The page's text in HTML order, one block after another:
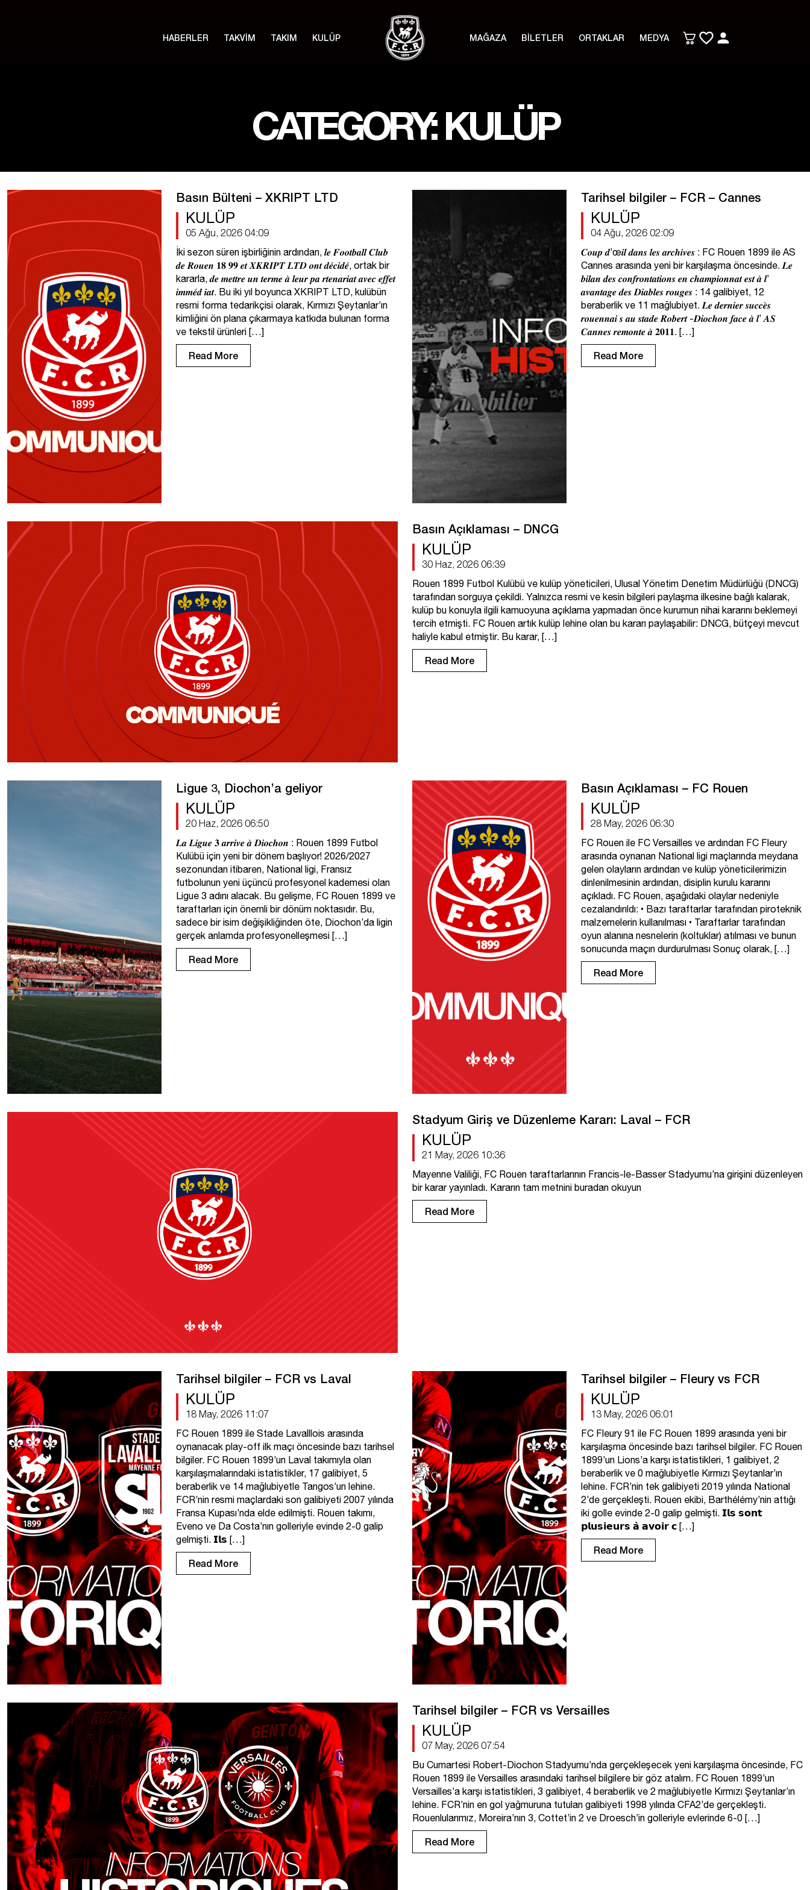
HABERLER TAKVİM TAKIM KULÜP MAĞAZA BİLETLER ORTAKLAR MEDYA
CATEGORY: KULÜP
Basın Bülteni – XKRIPT LTD
KULÜP
05 Ağu, 2026 04:09
İki sezon süren işbirliğinin ardından, 𝒍𝒆 𝑭𝒐𝒐𝒕𝒃𝒂𝒍𝒍 𝑪𝒍𝒖𝒃
𝒅𝒆 𝑹𝒐𝒖𝒆𝒏 𝟏𝟖 𝟗𝟗 𝒆𝒕 𝑿𝑲𝑹𝑰𝑷𝑻 𝑳𝑻𝑫 𝒐𝒏𝒕 𝒅𝒆́𝒄𝒊𝒅𝒆́, ortak bir
kararla, 𝒅𝒆 𝒎𝒆𝒕𝒕𝒓𝒆 𝒖𝒏 𝒕𝒆𝒓𝒎𝒆 𝒂̀ 𝒍𝒆𝒖𝒓 𝒑𝒂 𝒓𝒕𝒆𝒏𝒂𝒓𝒊𝒂𝒕 𝒂𝒗𝒆𝒄 𝒆𝒇𝒇𝒆𝒕
𝒊𝒎𝒎𝒆́𝒅 𝒊𝒂𝒕. Bu iki yıl boyunca XKRIPT LTD, kulübün
resmi forma tedarikçisi olarak, Kırmızı Şeytanlar’ın
kimliğini ön plana çıkarmaya katkıda bulunan forma
ve tekstil ürünleri […]
Read More
Tarihsel bilgiler – FCR – Cannes
KULÜP
04 Ağu, 2026 02:09
𝑪𝒐𝒖𝒑 𝒅’œ𝒊𝒍 𝒅𝒂𝒏𝒔 𝒍𝒆𝒔 𝒂𝒓𝒄𝒉𝒊𝒗𝒆𝒔 : FC Rouen 1899 ile AS
Cannes arasında yeni bir karşılaşma öncesinde. 𝑳𝒆
𝒃𝒊𝒍𝒂𝒏 𝒅𝒆𝒔 𝒄𝒐𝒏𝒇𝒓𝒐𝒏𝒕𝒂𝒕𝒊𝒐𝒏𝒔 𝒆𝒏 𝒄𝒉𝒂𝒎𝒑𝒊𝒐𝒏𝒏𝒂𝒕 𝒆𝒔𝒕 𝒂̀ 𝒍’
𝒂𝒗𝒂𝒏𝒕𝒂𝒈𝒆 𝒅𝒆𝒔 𝑫𝒊𝒂𝒃𝒍𝒆𝒔 𝒓𝒐𝒖𝒈𝒆𝒔 : 14 galibiyet, 12
beraberlik ve 11 mağlubiyet. 𝑳𝒆 𝒅𝒆𝒓𝒏𝒊𝒆𝒓 𝒔𝒖𝒄𝒄𝒆̀𝒔
𝒓𝒐𝒖𝒆𝒏𝒏𝒂𝒊 𝒔 𝒂𝒖 𝒔𝒕𝒂𝒅𝒆 𝑹𝒐𝒃𝒆𝒓𝒕 -𝑫𝒊𝒐𝒄𝒉𝒐𝒏 𝒇𝒂𝒄𝒆 𝒂̀ 𝒍’ 𝑨𝑺
𝑪𝒂𝒏𝒏𝒆𝒔 𝒓𝒆𝒎𝒐𝒏𝒕𝒆 𝒂̀ 𝟐𝟎𝟏𝟏. […]
Read More
Basın Açıklaması – DNCG
KULÜP
30 Haz, 2026 06:39
Rouen 1899 Futbol Kulübü ve kulüp yöneticileri, Ulusal Yönetim Denetim Müdürlüğü (DNCG)
tarafından sorguya çekildi. Yalnızca resmi ve kesin bilgileri paylaşma ilkesine bağlı kalarak,
kulüp bu konuyla ilgili kamuoyuna açıklama yapmadan önce kurumun nihai kararını beklemeyi
tercih etmişti. FC Rouen artık kulüp lehine olan bu kararı paylaşabilir: DNCG, bütçeyi mevcut
haliyle kabul etmiştir. Bu karar, […]
Read More
Ligue 3, Diochon’a geliyor
KULÜP
20 Haz, 2026 06:50
𝑳𝒂 𝑳𝒊𝒈𝒖𝒆 𝟑 𝒂𝒓𝒓𝒊𝒗𝒆 𝒂̀ 𝑫𝒊𝒐𝒄𝒉𝒐𝒏 : Rouen 1899 Futbol
Kulübü için yeni bir dönem başlıyor! 2026/2027
sezonundan itibaren, National ligi, Fransız
futbolunun yeni üçüncü profesyonel kademesi olan
Ligue 3 adını alacak. Bu gelişme, FC Rouen 1899 ve
taraftarları için önemli bir dönüm noktasıdır. Bu,
sadece bir isim değişikliğinden öte, Diochon’da ligin
gerçek anlamda profesyonelleşmesi […]
Read More
Basın Açıklaması – FC Rouen
KULÜP
28 May, 2026 06:30
FC Rouen ile FC Versailles ve ardından FC Fleury
arasında oynanan National ligi maçlarında meydana
gelen olayların ardından ve kulüp yöneticilerimizin
dinlenilmesinin ardından, disiplin kurulu kararını
açıkladı. FC Rouen, aşağıdaki olaylar nedeniyle
cezalandırıldı: •⁠ ⁠Bazı taraftarlar tarafından piroteknik
malzemelerin kullanılması •⁠ ⁠Taraftarlar tarafından
oyun alanına nesnelerin (koltuklar) atılması ve bunun
sonucunda maçın durdurulması Sonuç olarak, […]
Read More
Stadyum Giriş ve Düzenleme Kararı: Laval – FCR
KULÜP
21 May, 2026 10:36
Mayenne Valiliği, FC Rouen taraftarlarının Francis-le-Basser Stadyumu’na girişini düzenleyen
bir karar yayınladı. Kararın tam metnini buradan okuyun
Read More
Tarihsel bilgiler – FCR vs Laval
KULÜP
18 May, 2026 11:07
FC Rouen 1899 ile Stade Lavalllois arasında
oynanacak play-off ilk maçı öncesinde bazı tarihsel
bilgiler. FC Rouen 1899’un Laval takımıyla olan
karşılaşmalarındaki istatistikler, 17 galibiyet, 5
beraberlik ve 14 mağlubiyetle Tangos’un lehine.
FCR’nin resmi maçlardaki son galibiyeti 2007 yılında
Fransa Kupası’nda elde edilmişti. Rouen takımı,
Eveno ve Da Costa’nın golleriyle evinde 2-0 galip
gelmişti. 𝗜𝗹𝘀 […]
Read More
Tarihsel bilgiler – Fleury vs FCR
KULÜP
13 May, 2026 06:01
FC Fleury 91 ile FC Rouen 1899 arasında yeni bir
karşılaşma öncesinde bazı tarihsel bilgiler. FC Rouen
1899’un Lions’a karşı istatistikleri, 1 galibiyet, 2
beraberlik ve 0 mağlubiyetle Kırmızı Şeytanlar’ın
lehine. FCR’nin tek galibiyeti 2019 yılında National
2’de gerçekleşti. Rouen ekibi, Barthélémy’nin attığı
iki golle evinde 2-0 galip gelmişti. 𝗜𝗹𝘀 𝘀𝗼𝗻𝘁
𝗽𝗹𝘂𝘀𝗶𝗲𝘂𝗿𝘀 𝗮̀ 𝗮𝘃𝗼𝗶𝗿 𝗰 […]
Read More
Tarihsel bilgiler – FCR vs Versailles
KULÜP
07 May, 2026 07:54
Bu Cumartesi Robert-Diochon Stadyumu’nda gerçekleşecek yeni karşılaşma öncesinde, FC
Rouen 1899 ile Versailles arasındaki tarihsel bilgilere bir göz atalım. FC Rouen 1899’un
Versailles’a karşı istatistikleri, 3 galibiyet, 4 beraberlik ve 2 mağlubiyetle Kırmızı Şeytanlar’ın
lehine. FCR’nin en gol yağmuruna tutulan galibiyeti 1998 yılında CFA2’de gerçekleşti.
Rouenlularımız, Moreira’nın 3, Cottet’in 2 ve Droesch’in golleriyle evlerinde 6-0 […]
Read More